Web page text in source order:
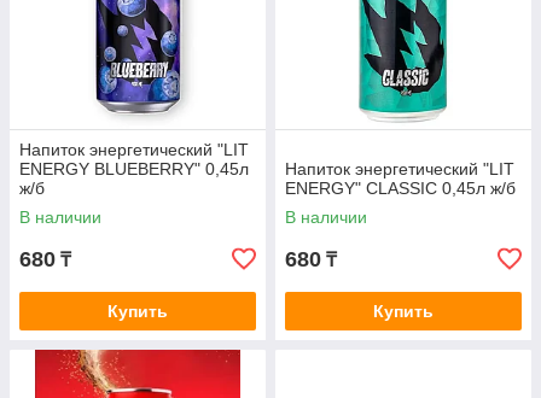
Напиток энергетический "LIT
ENERGY BLUEBERRY" 0,45л
ж/б
В наличии
680 ₸
Купить
Напиток энергетический "LIT
ENERGY" CLASSIC 0,45л ж/б
В наличии
680 ₸
Купить